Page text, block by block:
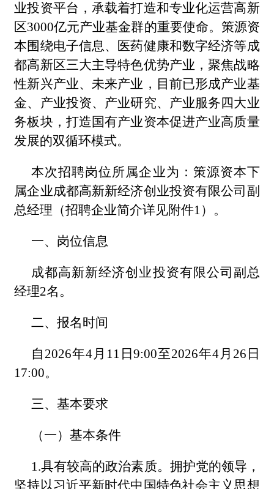
业投资平台，承载着打造和专业化运营高新
区3000亿元产业基金群的重要使命。策源资
本围绕电子信息、医药健康和数字经济等成
都高新区三大主导特色优势产业，聚焦战略
性新兴产业、未来产业，目前已形成产业基
金、产业投资、产业研究、产业服务四大业
务板块，打造国有产业资本促进产业高质量
发展的双循环模式。
本次招聘岗位所属企业为：策源资本下
属企业成都高新新经济创业投资有限公司副
总经理（招聘企业简介详见附件1）。
一、岗位信息
成都高新新经济创业投资有限公司副总
经理2名。
二、报名时间
自2026年4月11日9:00至2026年4月26日
17:00。
三、基本要求
（一）基本条件
1.具有较高的政治素质。拥护党的领导，
坚持以习近平新时代中国特色社会主义思想